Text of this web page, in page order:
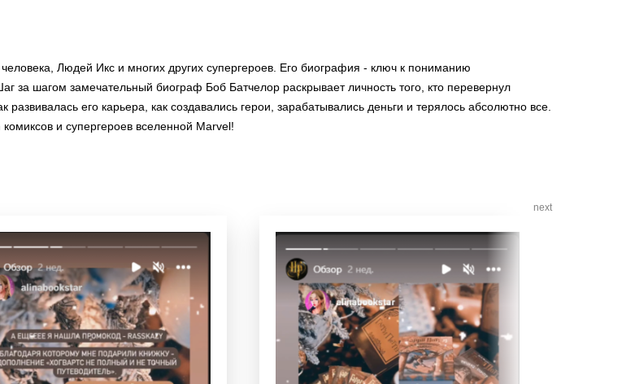
Людей Икс и многих других супергероев. Его биография - ключ к пониманию
за шагом замечательный биограф Боб Батчелор раскрывает личность того, кто перевернул
его карьера, как создавались герои, зарабатывались деньги и терялось абсолютно все.
и супергероев вселенной Marvel!
next